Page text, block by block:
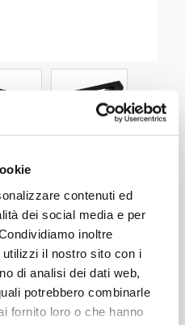
contenuti ed
dei social media e per
inoltre
il nostro sito con i
di analisi dei dati web,
potrebbero combinarle
fornito loro o che hanno
for printer